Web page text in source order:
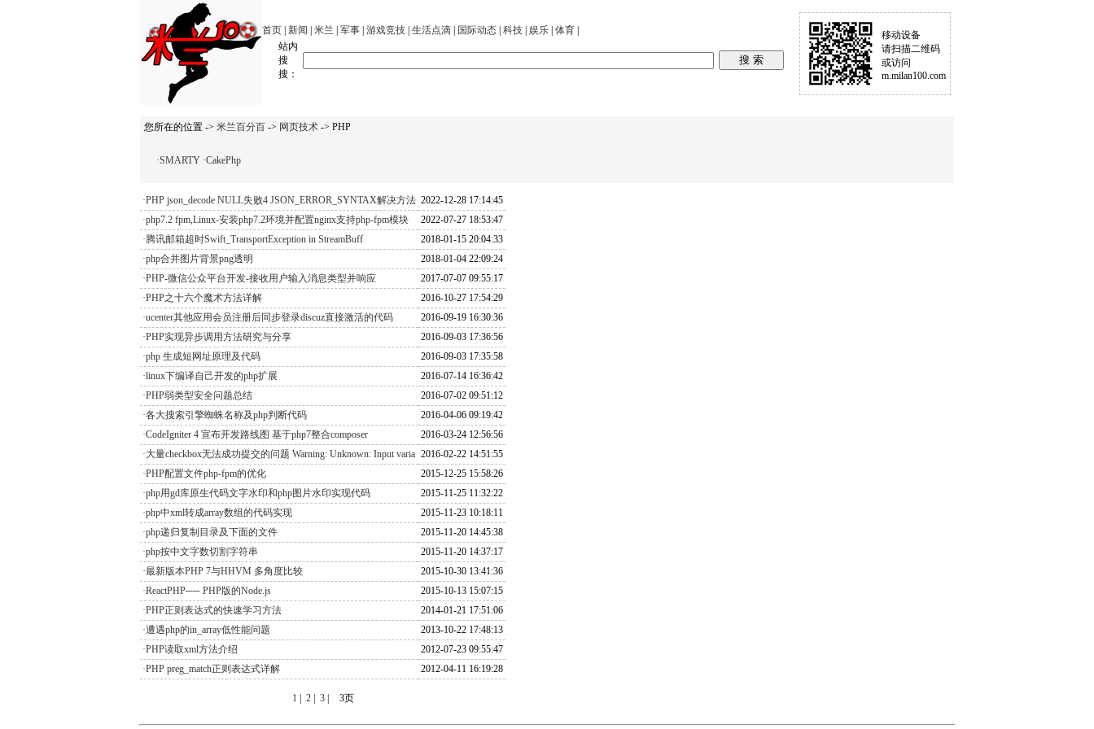
首页 新闻 米兰 军事 游戏竞技 生活点滴 国际动态 科技 娱乐 体育
站内
搜
搜：
移动设备
请扫描二维码
或访问
m.milan100.com
您所在的位置 -> 米兰百分百 -> 网页技术 -> PHP
·SMARTY ·CakePhp
·PHP json_decode NULL失败4 JSON_ERROR_SYNTAX解决方法 2022-12-28 17:14:45
·php7.2 fpm,Linux-安装php7.2环境并配置nginx支持php-fpm模块
2022-07-27 18:53:47
·腾讯邮箱超时Swift_TransportException in StreamBuff
2018-01-15 20:04:33
·php合并图片背景png透明
2018-01-04 22:09:24
·PHP-微信公众平台开发-接收用户输入消息类型并响应
2017-07-07 09:55:17
·PHP之十六个魔术方法详解
2016-10-27 17:54:29
·ucenter其他应用会员注册后同步登录discuz直接激活的代码
2016-09-19 16:30:36
·PHP实现异步调用方法研究与分享
2016-09-03 17:36:56
·php 生成短网址原理及代码
2016-09-03 17:35:58
·linux下编译自己开发的php扩展
2016-07-14 16:36:42
·PHP弱类型安全问题总结
2016-07-02 09:51:12
·各大搜索引擎蜘蛛名称及php判断代码
2016-04-06 09:19:42
·CodeIgniter 4 宣布开发路线图 基于php7整合composer
2016-03-24 12:56:56
·大量checkbox无法成功提交的问题 Warning: Unknown: Input varia 2016-02-22 14:51:55
·PHP配置文件php-fpm的优化
2015-12-25 15:58:26
·php用gd库原生代码文字水印和php图片水印实现代码
2015-11-25 11:32:22
·php中xml转成array数组的代码实现
2015-11-23 10:18:11
·php递归复制目录及下面的文件
2015-11-20 14:45:38
·php按中文字数切割字符串
2015-11-20 14:37:17
·最新版本PHP 7与HHVM 多角度比较
2015-10-30 13:41:36
·ReactPHP── PHP版的Node.js
2015-10-13 15:07:15
·PHP正则表达式的快速学习方法
2014-01-21 17:51:06
·遭遇php的in_array低性能问题
2013-10-22 17:48:13
·PHP读取xml方法介绍
2012-07-23 09:55:47
·PHP preg_match正则表达式详解
2012-04-11 16:19:28
1 2| 3| 3页